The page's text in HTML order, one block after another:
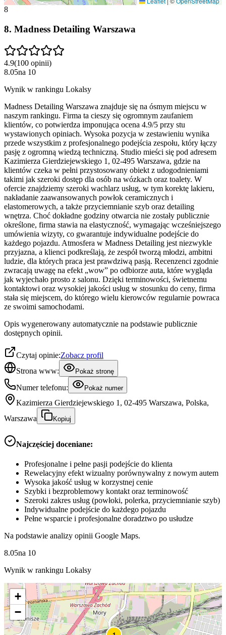
8
8. Madness Detailing Warszawa
4.9(100 opinii)
8.05na 10
Wynik w rankingu Lokalsy
Madness Detailing Warszawa znajduje się na ósmym miejscu w
naszym rankingu. Firma ta cieszy się ogromnym zaufaniem
klientów, co potwierdza imponująca ocena 4.9/5 przy stu
wystawionych opiniach. Wysoka pozycja w zestawieniu wynika
przede wszystkim z profesjonalnego podejścia zespołu, który łączy
pasję z ogromną wiedzą techniczną. Studio mieści się pod adresem
Kazimierza Gierdziejewskiego 1, 02-495 Warszawa, gdzie na
klientów czeka w pełni przystosowany obiekt z udogodnieniami
takimi jak szeroki dostęp dla osób na wózkach oraz toalety. W
ofercie znajdziemy szeroki wachlarz usług, w tym korektę lakieru,
nakładanie zaawansowanych powłok ceramicznych i
elastomerowych, a także przyciemnianie szyb oraz detailing
wnętrza. Choć dokładne godziny otwarcia nie zostały publicznie
określone, firma stawia na elastyczność, wymagając wcześniejszego
umówienia wizyty, co gwarantuje indywidualne podejście do
każdego pojazdu. Atmosfera w Madness Detailing jest niezwykle
przyjazna, a klienci podkreślają, że zespół tworzą młodzi, ambitni
ludzie, dla których praca jest prawdziwą pasją. Recenzenci zgodnie
zwracają uwagę na efekt „wow” po odbiorze auta, które wygląda
jak wyjechało prosto z salonu. Dzięki terminowości, świetnemu
kontaktowi oraz wysokiej jakości usług w stosunku do ceny, firma
stała się miejscem, do którego wielu kierowców regularnie powraca
ze swoimi samochodami.
Opis wygenerowany automatycznie na podstawie publicznie
dostępnych opinii.
Czytaj opinie:Zobacz profil
Strona www:
Pokaż stronę
Numer telefonu: Pokaż numer
Kazimierza Gierdziejewskiego 1, 02-495 Warszawa, Polska,
Warszawa
Kopiuj
Najczęściej doceniane:
Profesjonalne i pełne pasji podejście do klienta
Rewelacyjny efekt wizualny porównywalny z nowym autem
Wysoka jakość usług w korzystnej cenie
Szybki i bezproblemowy kontakt oraz terminowość
Szeroki zakres usług (powłoki, polerka, przyciemnianie szyb)
Indywidualne podejście do każdego pojazdu
Pełne wsparcie i profesjonalne doradztwo po usłudze
Na podstawie analizy opinii Google Maps.
8.05na 10
Wynik w rankingu Lokalsy
+
−